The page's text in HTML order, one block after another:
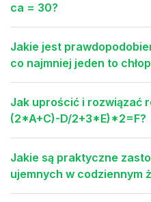
ca = 30?
Jakie jest
co najmniej jeden to
Jak uprościć i rozwiązać
(2*A+C)-D/2+3*E)*2=F?
Jakie są praktyczne
ujemnych w codziennym